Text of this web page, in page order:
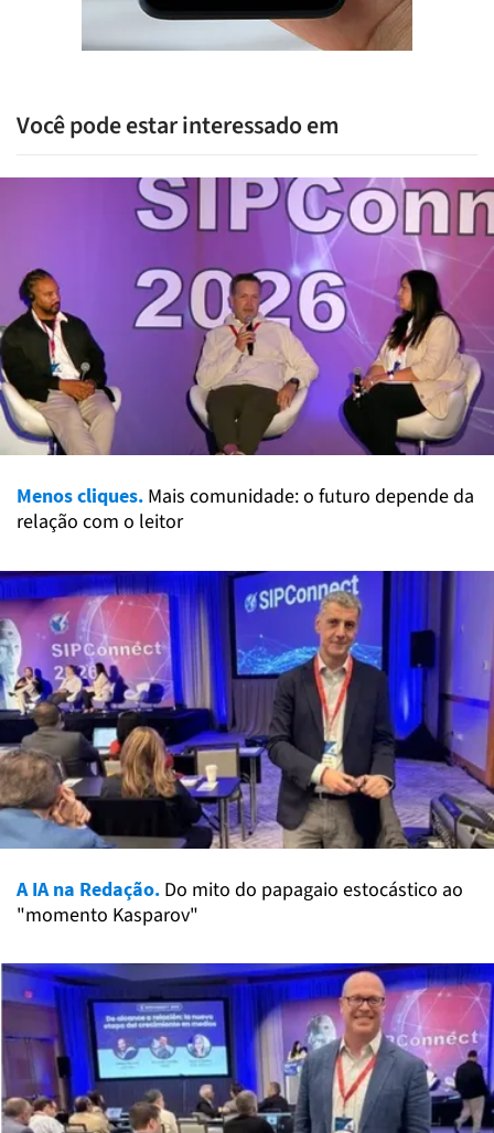
Você pode estar interessado em
Menos cliques. Mais comunidade: o futuro depende da
relação com o leitor
A IA na Redação. Do mito do papagaio estocástico ao
"momento Kasparov"